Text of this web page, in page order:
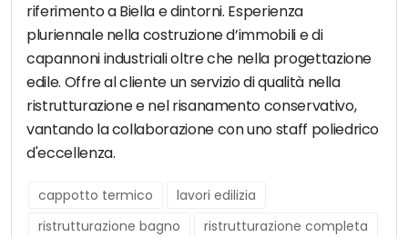
riferimento a Biella e dintorni. Esperienza
pluriennale nella costruzione d’immobili e di
capannoni industriali oltre che nella progettazione
edile. Offre al cliente un servizio di qualità nella
ristrutturazione e nel risanamento conservativo,
vantando la collaborazione con uno staff poliedrico
d'eccellenza.
cappotto termico
lavori edilizia
ristrutturazione bagno
ristrutturazione completa